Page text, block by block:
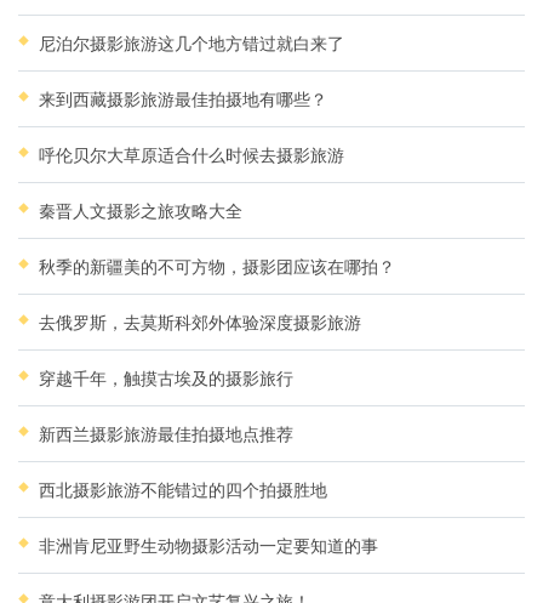
尼泊尔摄影旅游这几个地方错过就白来了
来到西藏摄影旅游最佳拍摄地有哪些？
呼伦贝尔大草原适合什么时候去摄影旅游
秦晋人文摄影之旅攻略大全
秋季的新疆美的不可方物，摄影团应该在哪拍？
去俄罗斯，去莫斯科郊外体验深度摄影旅游
穿越千年，触摸古埃及的摄影旅行
新西兰摄影旅游最佳拍摄地点推荐
西北摄影旅游不能错过的四个拍摄胜地
非洲肯尼亚野生动物摄影活动一定要知道的事